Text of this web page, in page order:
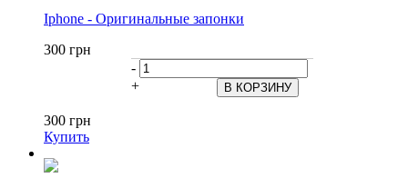
Iphone - Оригинальные запонки
300 грн
-
+
300 грн
Купить